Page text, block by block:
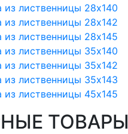
из лиственницы 28х140
из лиственницы 28х142
из лиственницы 28х145
из лиственницы 35х140
из лиственницы 35х142
из лиственницы 35х143
из лиственницы 45х145
ТОВАРЫ